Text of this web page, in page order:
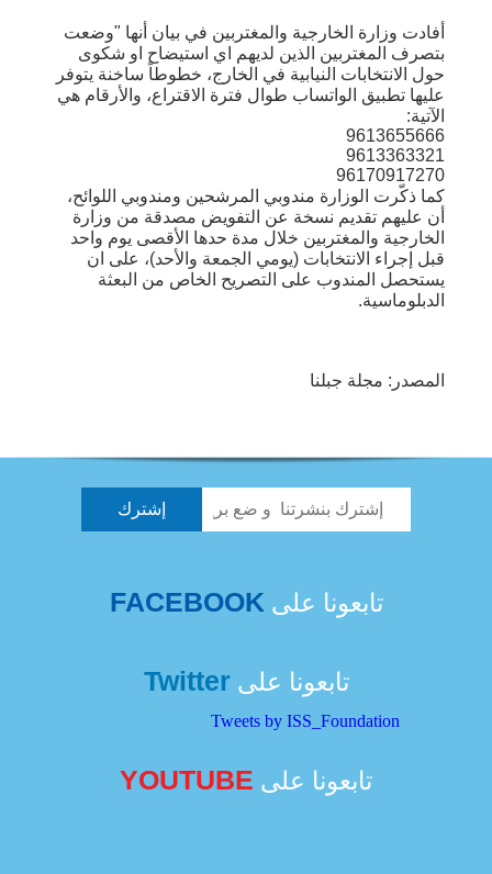
أفادت وزارة الخارجية والمغتربين في بيان أنها "وضعت
بتصرف المغتربين الذين لديهم اي استيضاح او شكوى
حول الانتخابات النيابية في الخارج، خطوطاً ساخنة يتوفر
عليها تطبيق الواتساب طوال فترة الاقتراع، والأرقام هي
الآتية:
9613655666
9613363321
96170917270
كما ذكّرت الوزارة مندوبي المرشحين ومندوبي اللوائح،
أن عليهم تقديم نسخة عن التفويض مصدقة من وزارة
الخارجية والمغتربين خلال مدة حدها الأقصى يوم واحد
قبل إجراء الانتخابات (يومي الجمعة والأحد)، على ان
يستحصل المندوب على التصريح الخاص من البعثة
الدبلوماسية.
المصدر: مجلة جبلنا
تابعونا على FACEBOOK
تابعونا علىTwitter
Tweets by ISS_Foundation
تابعونا على YOUTUBE